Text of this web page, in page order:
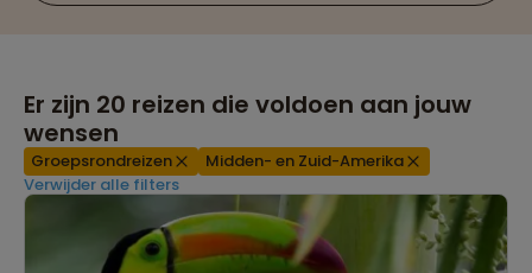
Er zijn 20 reizen die voldoen aan jouw
wensen
Groepsrondreizen
Midden- en Zuid-Amerika
Verwijder alle filters